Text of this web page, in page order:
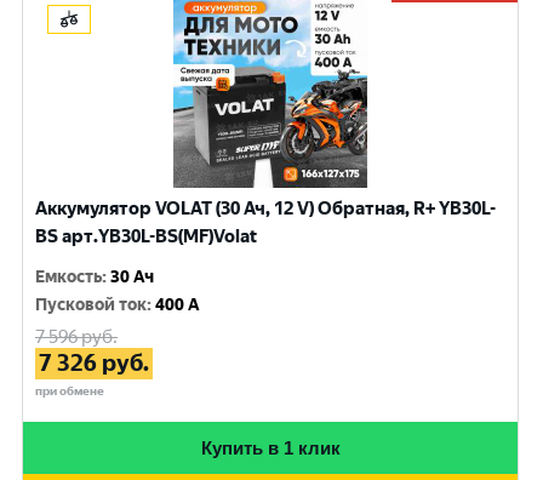
Аккумулятор VOLAT (30 Ач, 12 V) Обратная, R+ YB30L-
BS арт.YB30L-BS(MF)Volat
Емкость:30 Ач
Пусковой ток:400 A
7 596руб.
7 326 руб.
при обмене
Купить в 1 клик